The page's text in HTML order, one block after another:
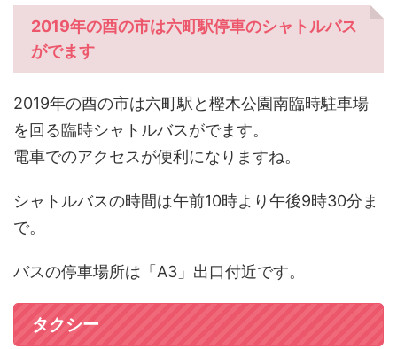
2019年の酉の市は六町駅停車のシャトルバス
がでます
2019年の酉の市は六町駅と樫木公園南臨時駐車場
を回る臨時シャトルバスがでます。
電車でのアクセスが便利になりますね。
シャトルバスの時間は午前10時より午後9時30分ま
で。
バスの停車場所は「A3」出口付近です。
タクシー